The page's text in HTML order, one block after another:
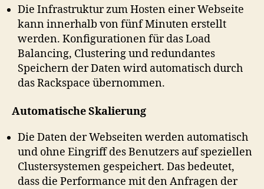
Die Infrastruktur zum Hosten einer Webseite
kann innerhalb von fünf Minuten erstellt
werden. Konfigurationen für das Load
Balancing, Clustering und redundantes
Speichern der Daten wird automatisch durch
das Rackspace übernommen.
Automatische Skalierung
Die Daten der Webseiten werden automatisch
und ohne Eingriff des Benutzers auf speziellen
Clustersystemen gespeichert. Das bedeutet,
dass die Performance mit den Anfragen der